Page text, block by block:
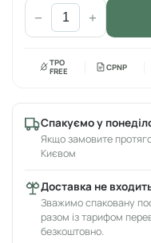
− +
TPO
FREE
CPNP
Спакуємо у
Якщо замовите
Києвом
Доставка не
Зважимо спаковану
разом із тарифом
безкоштовно.